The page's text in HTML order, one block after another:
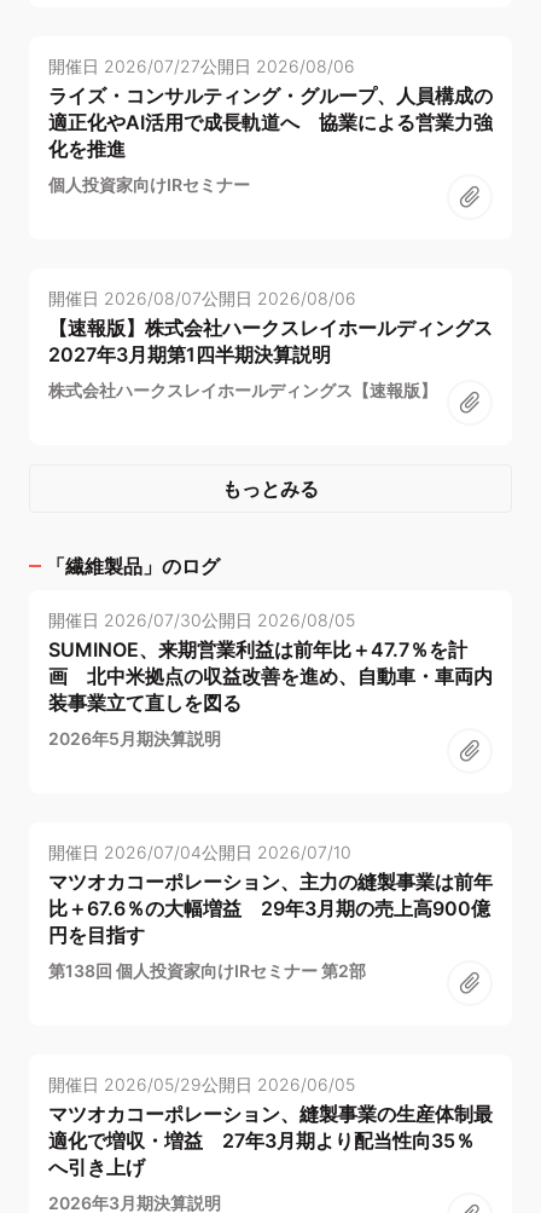
開催日 2026/07/27公開日 2026/08/06
ライズ・コンサルティング・グループ、人員構成の
適正化やAI活用で成長軌道へ 協業による営業力強
化を推進
個人投資家向けIRセミナー
開催日 2026/08/07公開日 2026/08/06
【速報版】株式会社ハークスレイホールディングス
2027年3月期第1四半期決算説明
株式会社ハークスレイホールディングス【速報版】
もっとみる
「繊維製品 」のログ
開催日 2026/07/30公開日 2026/08/05
SUMINOE、来期営業利益は前年比＋47.7％を計
画 北中米拠点の収益改善を進め、自動車・車両内
装事業立て直しを図る
2026年5月期決算説明
開催日 2026/07/04公開日 2026/07/10
マツオカコーポレーション、主力の縫製事業は前年
比＋67.6％の大幅増益 29年3月期の売上高900億
円を目指す
第138回 個人投資家向けIRセミナー 第2部
開催日 2026/05/29公開日 2026/06/05
マツオカコーポレーション、縫製事業の生産体制最
適化で増収・増益 27年3月期より配当性向35％
へ引き上げ
2026年3月期決算説明